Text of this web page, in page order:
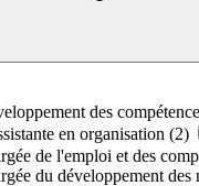
des
en organisation (2)
de l'emploi et des
du développement des